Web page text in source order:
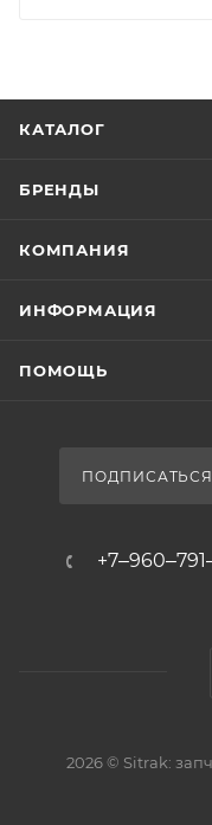
КАТАЛОГ
БРЕНДЫ
КОМПАНИЯ
ИНФОРМАЦИЯ
ПОМОЩЬ
2026 © Sitrak: